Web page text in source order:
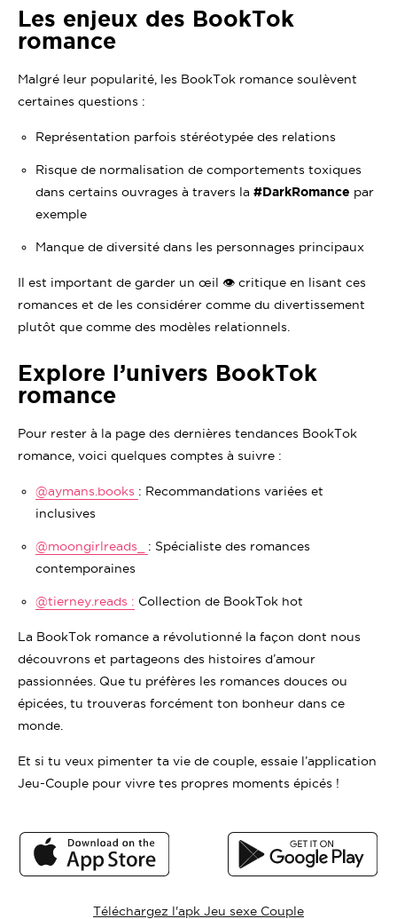
Les enjeux des BookTok
romance
Malgré leur popularité, les BookTok romance soulèvent
certaines questions :
Représentation parfois stéréotypée des relations
Risque de normalisation de comportements toxiques
dans certains ouvrages à travers la #DarkRomance par
exemple
Manque de diversité dans les personnages principaux
Il est important de garder un œil 👁️ critique en lisant ces
romances et de les considérer comme du divertissement
plutôt que comme des modèles relationnels.
Explore l’univers BookTok
romance
Pour rester à la page des dernières tendances BookTok
romance, voici quelques comptes à suivre :
@aymans.books : Recommandations variées et
inclusives
@moongirlreads_ : Spécialiste des romances
contemporaines
@tierney.reads : Collection de BookTok hot
La BookTok romance a révolutionné la façon dont nous
découvrons et partageons des histoires d’amour
passionnées. Que tu préfères les romances douces ou
épicées, tu trouveras forcément ton bonheur dans ce
monde.
Et si tu veux pimenter ta vie de couple, essaie l’application
Jeu-Couple pour vivre tes propres moments épicés !
Téléchargez l'apk Jeu sexe Couple